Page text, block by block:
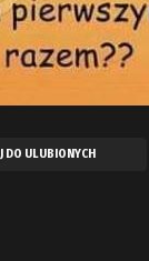
DO ULUBIONYCH